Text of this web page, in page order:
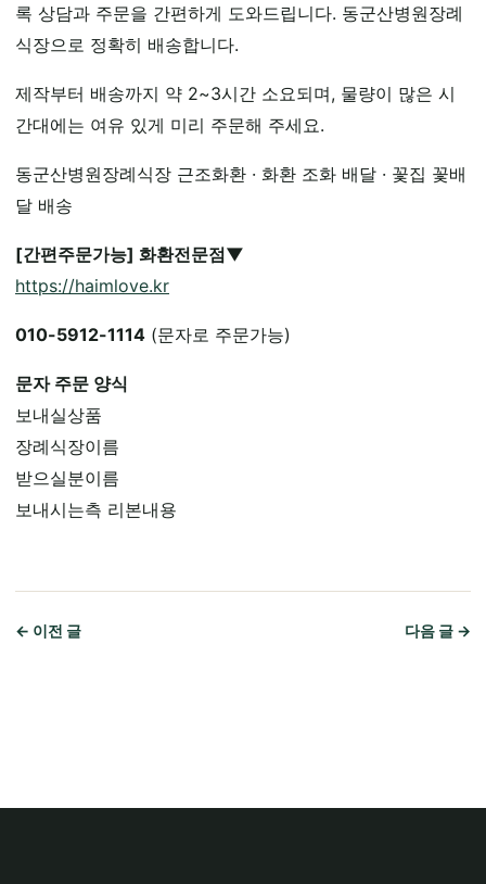
록 상담과 주문을 간편하게 도와드립니다. 동군산병원장례
식장으로 정확히 배송합니다.
제작부터 배송까지 약 2~3시간 소요되며, 물량이 많은 시
간대에는 여유 있게 미리 주문해 주세요.
동군산병원장례식장 근조화환 · 화환 조화 배달 · 꽃집 꽃배
달 배송
[간편주문가능] 화환전문점▼
https://haimlove.kr
010-5912-1114 (문자로 주문가능)
문자 주문 양식
보내실상품
장례식장이름
받으실분이름
보내시는측 리본내용
← 이전 글 다음 글 →